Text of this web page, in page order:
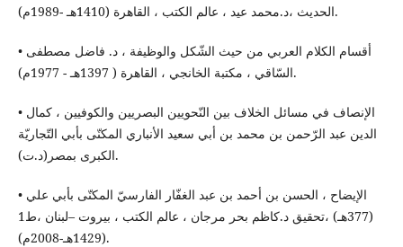
الحديث ،د.محمد عيد ، عالم الكتب ، القاهرة (1410هـ -1989م).
• أقسام الكلام العربي من حيث الشّكل والوظيفة ، د. فاضل مصطفى
السّاقي ، مكتبة الخانجي ، القاهرة ( 1397هـ - 1977م).
• الإنصاف في مسائل الخلاف بين النّحويين البصريين والكوفيين ، كمال
الدين عبد الرّحمن بن محمد بن أبي سعيد الأنباري المكنّى بأبي التّجاريّة
الكبرى بمصر(د.ت).
• الإيضاح ، الحسن بن أحمد بن عبد الغفّار الفارسيّ المكنّى بأبي علي
(377هـ) ،تحقيق د.كاظم بحر مرجان ، عالم الكتب ، بيروت –لبنان ،ط1
(1429هـ-2008م).